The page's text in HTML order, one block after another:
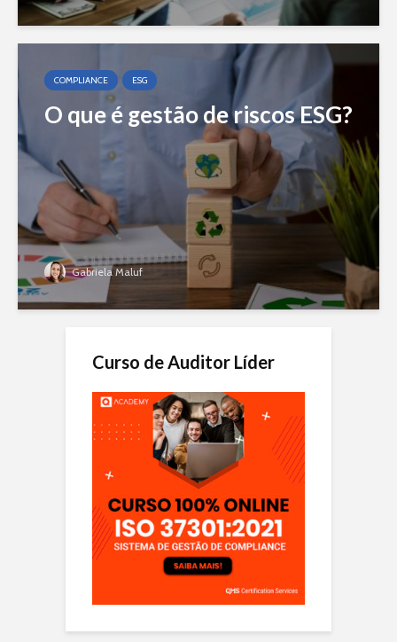
COMPLIANCE ESG
O que é gestão de riscos ESG?
Gabriela Maluf
Curso de Auditor Líder